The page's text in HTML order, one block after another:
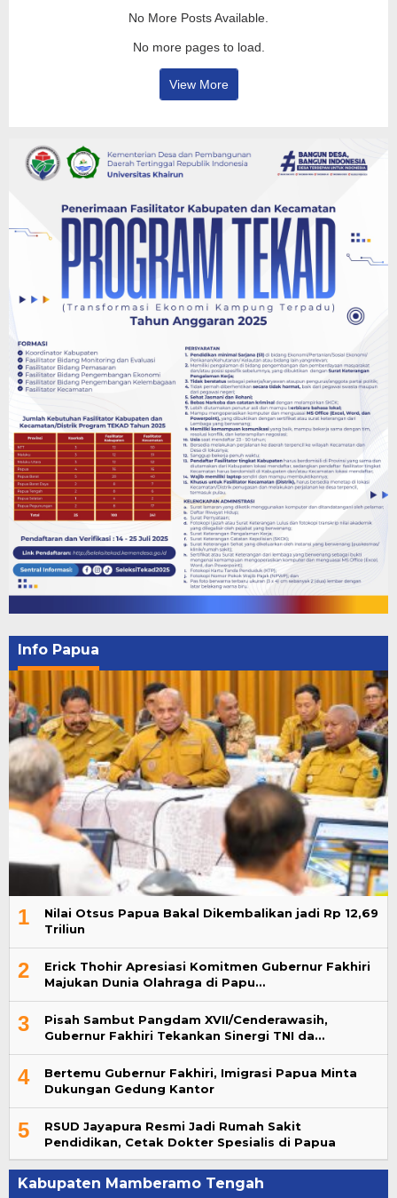
No More Posts Available.
No more pages to load.
View More
Info Papua
1
Nilai Otsus Papua Bakal Dikembalikan jadi Rp 12,69
Triliun
2
Erick Thohir Apresiasi Komitmen Gubernur Fakhiri
Majukan Dunia Olahraga di Papu…
3
Pisah Sambut Pangdam XVII/Cenderawasih,
Gubernur Fakhiri Tekankan Sinergi TNI da…
4
Bertemu Gubernur Fakhiri, Imigrasi Papua Minta
Dukungan Gedung Kantor
5
RSUD Jayapura Resmi Jadi Rumah Sakit
Pendidikan, Cetak Dokter Spesialis di Papua
Kabupaten Mamberamo Tengah